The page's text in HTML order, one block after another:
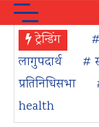
ट्रेन्डिंग
लागुपदार्थ
#
प्रतिनिधिसभा
health